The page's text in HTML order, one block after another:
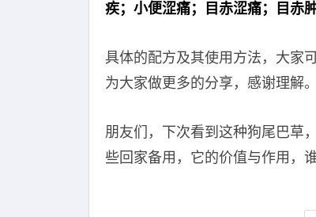
疾；小便涩痛；目赤涩痛；目赤
具体的配方及其使用方法，大家
为大家做更多的分享，感谢理解。
朋友们，下次看到这种狗尾巴草
些回家备用，它的价值与作用，